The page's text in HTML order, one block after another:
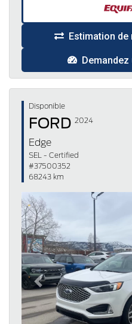
Estimation de
Disponible
FORD 2024
Edge
SEL - Certified
#37500352
68243 km
Previous